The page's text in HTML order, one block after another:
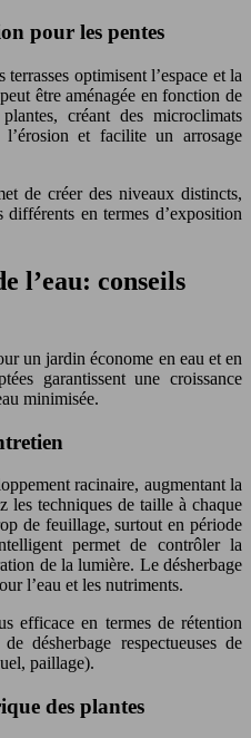
pour les pentes
optimisent l’espace et la
être aménagée en fonction de
créant des microclimats
et facilite un arrosage
de créer des niveaux distincts,
différents en termes d’exposition
l’eau: conseils
un jardin économe en eau et en
garantissent une croissance
minimisée.
racinaire, augmentant la
les techniques de taille à chaque
de feuillage, surtout en période
permet de contrôler la
de la lumière. Le désherbage
l’eau et les nutriments.
efficace en termes de rétention
désherbage respectueuses de
paillage).
des plantes